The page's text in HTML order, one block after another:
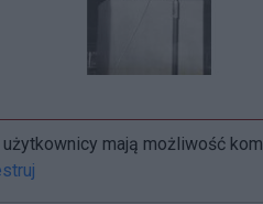
mają możliwość